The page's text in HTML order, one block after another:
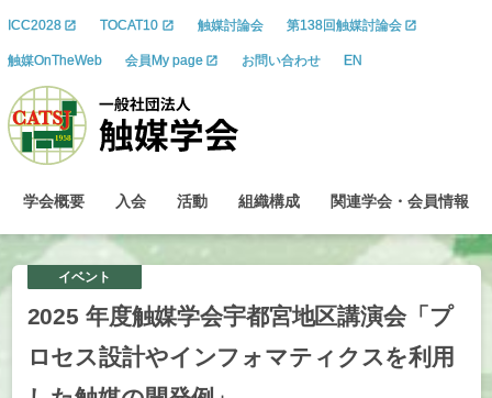
ICC2028 TOCAT10 触媒討論会 第138回触媒討論会
触媒OnTheWeb 会員My page お問い合わせ EN
学会概要 入会 活動 組織構成 関連学会 ・ 会員情報
イベント
2025 年度触媒学会宇都宮地区講演会「プ
ロセス設計やインフォマティクスを利用